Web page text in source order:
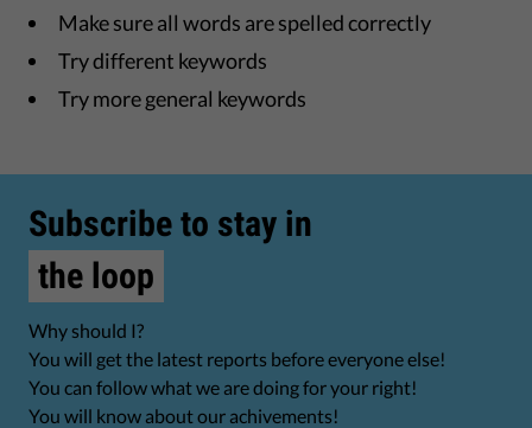
Make sure all words are spelled correctly
Try different keywords
Try more general keywords
Subscribe to stay in
the loop
Why should I?
You will get the latest reports before everyone else!
You can follow what we are doing for your right!
You will know about our achivements!